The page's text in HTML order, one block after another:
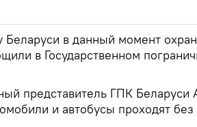
Беларуси в данный момент
в Государственном
представитель ГПК Беларуси
и автобусы проходят без